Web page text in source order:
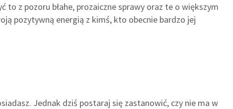
to z pozoru błahe, prozaiczne sprawy oraz te o większym
pozytywną energią z kimś, kto obecnie bardzo jej
Jednak dziś postaraj się zastanowić, czy nie ma w